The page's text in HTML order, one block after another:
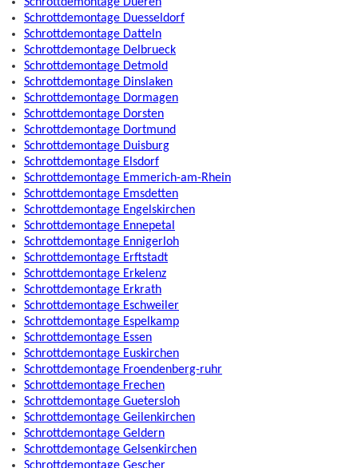
Schrottdemontage Duesseldorf
Schrottdemontage Datteln
Schrottdemontage Delbrueck
Schrottdemontage Detmold
Schrottdemontage Dinslaken
Schrottdemontage Dormagen
Schrottdemontage Dorsten
Schrottdemontage Dortmund
Schrottdemontage Duisburg
Schrottdemontage Elsdorf
Schrottdemontage Emmerich-am-Rhein
Schrottdemontage Emsdetten
Schrottdemontage Engelskirchen
Schrottdemontage Ennepetal
Schrottdemontage Ennigerloh
Schrottdemontage Erftstadt
Schrottdemontage Erkelenz
Schrottdemontage Erkrath
Schrottdemontage Eschweiler
Schrottdemontage Espelkamp
Schrottdemontage Essen
Schrottdemontage Euskirchen
Schrottdemontage Froendenberg-ruhr
Schrottdemontage Frechen
Schrottdemontage Guetersloh
Schrottdemontage Geilenkirchen
Schrottdemontage Geldern
Schrottdemontage Gelsenkirchen